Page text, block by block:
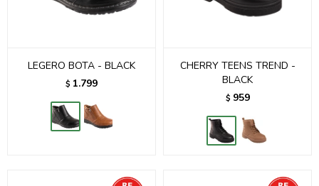
LEGERO BOTA - BLACK
$ 1.799
CHERRY TEENS TREND -
BLACK
$ 959